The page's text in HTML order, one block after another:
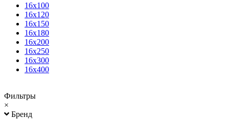
16х100
16х120
16х150
16х180
16х200
16х250
16х300
16х400
Фильтры
×
Бренд